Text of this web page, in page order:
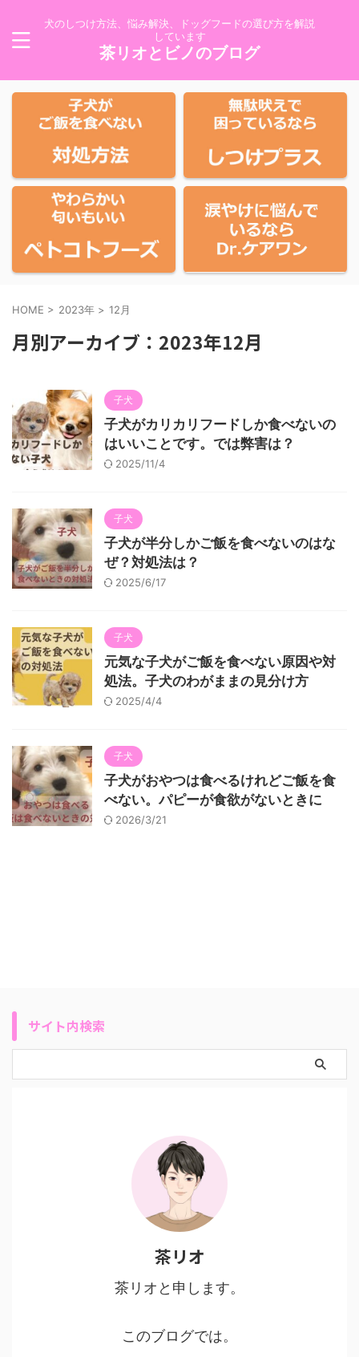
犬のしつけ方法、悩み解決、ドッグフードの選び方を解説
しています
茶リオとビノのブログ
HOME > 2023年 > 12月
月別アーカイブ：2023年12月
子犬
子犬がカリカリフードしか食べないの
はいいことです。では弊害は？
2025/11/4
子犬
子犬が半分しかご飯を食べないのはな
ぜ？対処法は？
2025/6/17
子犬
元気な子犬がご飯を食べない原因や対
処法。子犬のわがままの見分け方
2025/4/4
子犬
子犬がおやつは食べるけれどご飯を食
べない。パピーが食欲がないときに
2026/3/21
サイト内検索
茶リオ
茶リオと申します。
このブログでは。